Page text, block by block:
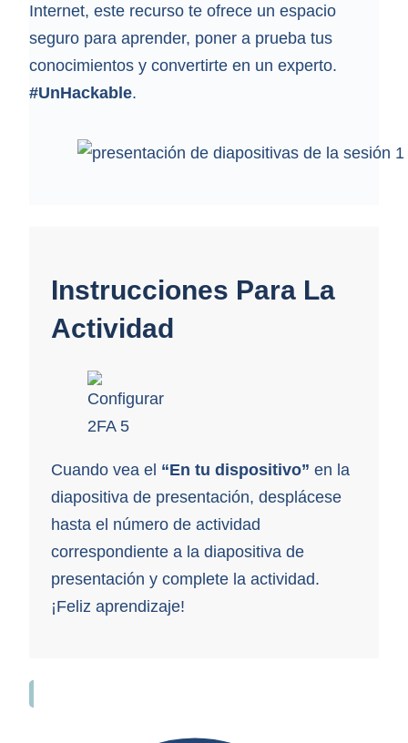
Internet, este recurso te ofrece un espacio
seguro para aprender, poner a prueba tus
conocimientos y convertirte en un experto.
#UnHackable.
Instrucciones Para La
Actividad
Cuando vea el “En tu dispositivo” en la
diapositiva de presentación, desplácese
hasta el número de actividad
correspondiente a la diapositiva de
presentación y complete la actividad.
¡Feliz aprendizaje!